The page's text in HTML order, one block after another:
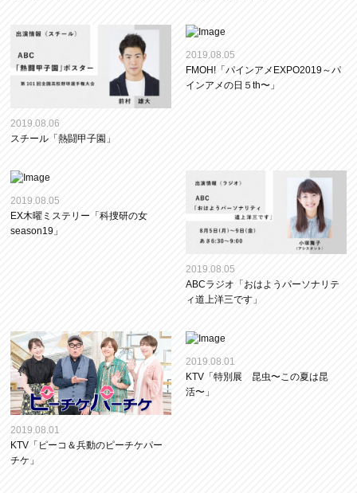
2019.08.06
スチール「熱闘甲子園」
2019.08.05
FMOH!「パインアメEXPO2019～パ
インアメの日５th〜」
2019.08.05
EX木曜ミステリー「科捜研の女
season19」
2019.08.05
ABCラジオ「おはようパーソナリテ
ィ道上洋三です」
2019.08.01
KTV「ピーコ＆兵動のピーチケパー
チケ」
2019.08.01
KTV「特別展 昆虫〜この夏は昆
活〜」